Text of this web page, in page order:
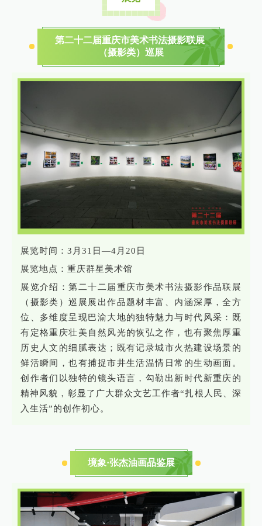
第二十二届重庆市美术书法摄影联展
（摄影类）巡展
展览时间：3月31日—4月20日
展览地点：重庆群星美术馆
展览介绍：第二十二届重庆市美术书法摄影作品联展
（摄影类）巡展展出作品题材丰富、内涵深厚，全方
位、多维度呈现巴渝大地的独特魅力与时代风采：既
有定格重庆壮美自然风光的恢弘之作，也有聚焦厚重
历史人文的细腻表达；既有记录城市火热建设场景的
鲜活瞬间，也有捕捉市井生活温情日常的生动画面。
创作者们以独特的镜头语言，勾勒出新时代新重庆的
精神风貌，彰显了广大群众文艺工作者“扎根人民、深
入生活”的创作初心。
境象·张杰油画品鉴展